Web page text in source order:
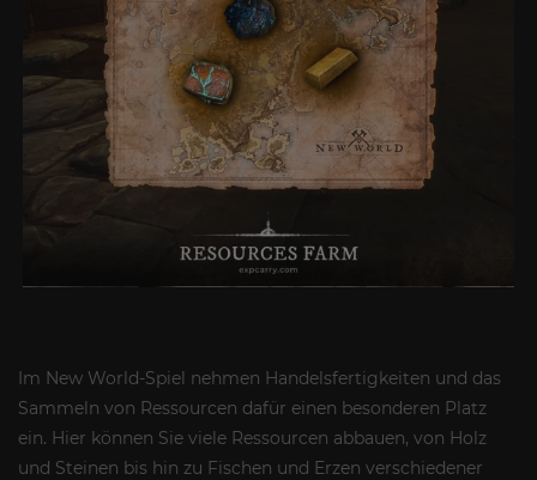
Im New World-Spiel nehmen Handelsfertigkeiten und das
Sammeln von Ressourcen dafür einen besonderen Platz
ein. Hier können Sie viele Ressourcen abbauen, von Holz
und Steinen bis hin zu Fischen und Erzen verschiedener